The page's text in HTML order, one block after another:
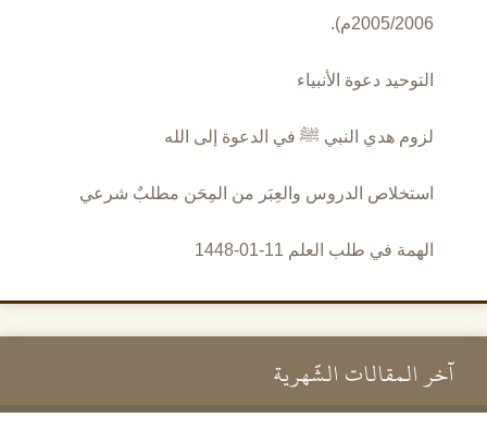
2005/2006م).
التوحيد دعوة الأنبياء
لزوم هدي النبي ﷺ في الدعوة إلى الله
استخلاص الدروس والعِبَر من المِحَن مطلبٌ شرعي
الهمة في طلب العلم 11-01-1448
آخر المقالات الشَّهرية